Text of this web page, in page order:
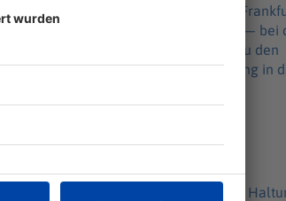
mit dem Rettungswagen durch
hat tausende Einsätze hinter sich — bei
Werbung in diesem
Und ein SUV verliert seine